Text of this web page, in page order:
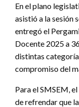
En el plano
asistió a la sesión
entregó el
Docente 2025 a
distintas
compromiso del
Para el SMSEM,
de refrendar que